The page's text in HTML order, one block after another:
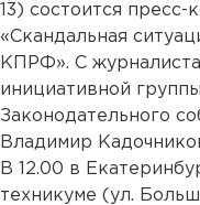
13) состоится
«Скандальная
КПРФ». С
инициативной
Законодательного
Владимир
В 12.00 в
техникуме (ул.